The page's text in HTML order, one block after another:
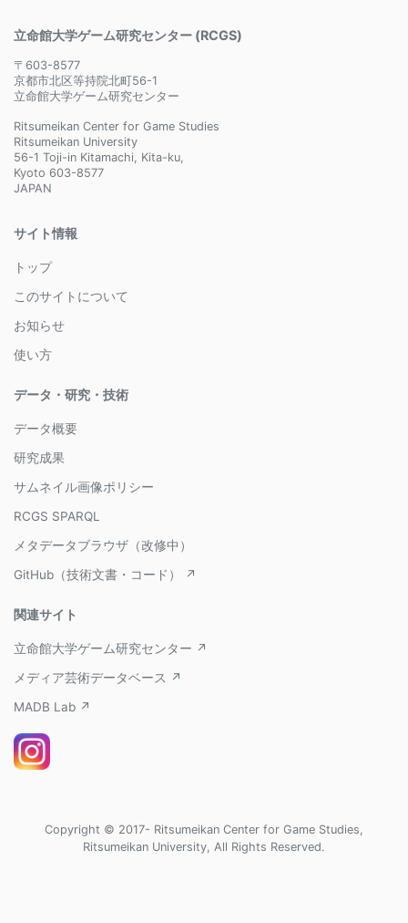
立命館大学ゲーム研究センター (RCGS)
〒603-8577
京都市北区等持院北町56-1
立命館大学ゲーム研究センター
Ritsumeikan Center for Game Studies
Ritsumeikan University
56-1 Toji-in Kitamachi, Kita-ku,
Kyoto 603-8577
JAPAN
サイト情報
トップ
このサイトについて
お知らせ
使い方
データ・研究・技術
データ概要
研究成果
サムネイル画像ポリシー
RCGS SPARQL
メタデータブラウザ（改修中）
GitHub（技術文書・コード） ↗
関連サイト
立命館大学ゲーム研究センター ↗
メディア芸術データベース ↗
MADB Lab ↗
Copyright © 2017- Ritsumeikan Center for Game Studies,
Ritsumeikan University, All Rights Reserved.